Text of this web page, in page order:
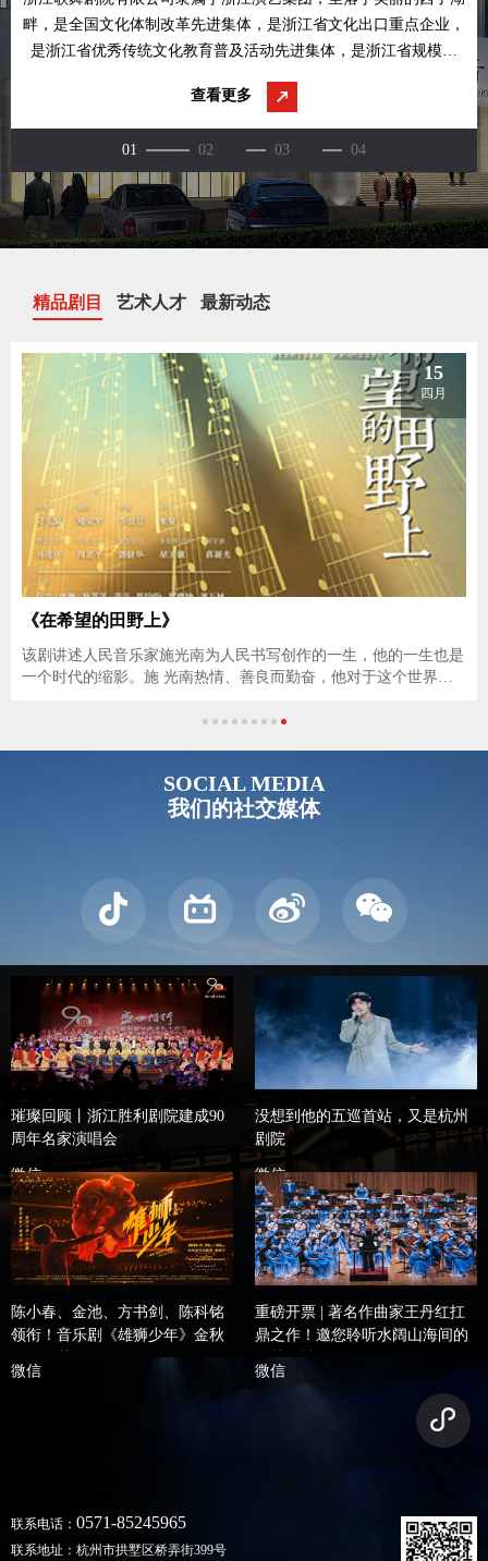
畔，是全国文化体制改革先进集体，是浙江省文化出口重点企业，
是浙江省优秀传统文化教育普及活动先进集体，是浙江省规模较
查看更多
精品剧目 艺术人才 最新动态
15
四月
《在希望的田野上》
该剧讲述人民音乐家施光南为人民书写创作的一生，他的一生也是
一个时代的缩影。施 光南热情、善良而勤奋，他对于这个世界充
全身心地与改革开放的伟大时代拥抱，他为时代放声，为人民高
SOCIAL MEDIA
我们的社交媒体
璀璨回顾丨浙江胜利剧院建成90
周年名家演唱会
微信
没想到他的五巡首站，又是杭州
剧院
微信
陈小春、金池、方书剑、陈科铭
领衔！音乐剧《雄狮少年》金秋
微信
重磅开票 | 著名作曲家王丹红扛
鼎之作！邀您聆听水阔山海间的
吴越风情
微信
联系电话： 0571-85245965
联系地址：杭州市拱墅区桥弄街399号